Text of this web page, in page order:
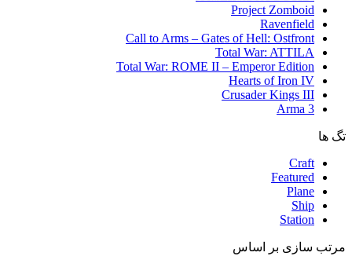
Project Zomboid
Ravenfield
Call to Arms – Gates of Hell: Ostfront
Total War: ATTILA
Total War: ROME II – Emperor Edition
Hearts of Iron IV
Crusader Kings III
Arma 3
تگ ها
Craft
Featured
Plane
Ship
Station
مرتب سازی بر اساس